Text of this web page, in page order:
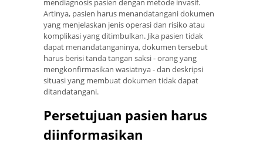
mendiagnosis pasien dengan metode invasif.
Artinya, pasien harus menandatangani dokumen
yang menjelaskan jenis operasi dan risiko atau
komplikasi yang ditimbulkan. Jika pasien tidak
dapat menandatanganinya, dokumen tersebut
harus berisi tanda tangan saksi - orang yang
mengkonfirmasikan wasiatnya - dan deskripsi
situasi yang membuat dokumen tidak dapat
ditandatangani.
Persetujuan pasien harus
diinformasikan